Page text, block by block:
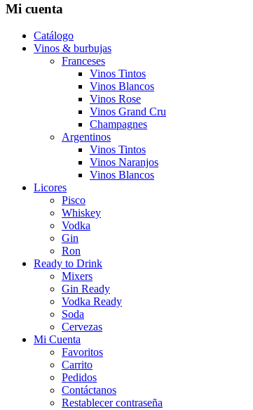
Mi cuenta
Catálogo
Vinos & burbujas
Franceses
Vinos Tintos
Vinos Blancos
Vinos Rose
Vinos Grand Cru
Champagnes
Argentinos
Vinos Tintos
Vinos Naranjos
Vinos Blancos
Licores
Pisco
Whiskey
Vodka
Gin
Ron
Ready to Drink
Mixers
Gin Ready
Vodka Ready
Soda
Cervezas
Mi Cuenta
Favoritos
Carrito
Pedidos
Contáctanos
Restablecer contraseña